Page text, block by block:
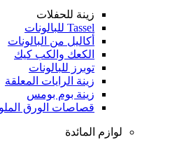
زينة للحفلات
Tassel للبالونات
أكاليل من البالونات
الكعك والكب كيك
توبرز للبالونات
زينة الرايات المعلقة
زينة بوم بومس
قصاصات الورق
لوازم المائدة